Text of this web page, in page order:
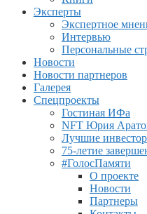
Эксперты
Экспертное
Интервью
Персональные
Новости
Новости партнеров
Галерея
Спецпроекты
Гостиная ИФа
NFT Юрия
Лучшие
75-летие
#ГолосПамяти
О проекте
Новости
Партнеры